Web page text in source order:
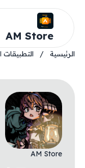
AM Store
الرئيسية / التطبيقات
AM Store